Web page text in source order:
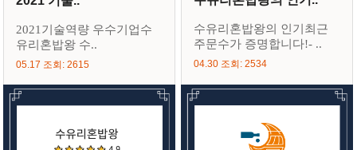
2021기술역량 우수기업수
유리혼밥왕 수..
05.17 조회: 2615
수유리혼밥왕의 인기최근
주문수가 증명합니다!- ..
04.30 조회: 2534